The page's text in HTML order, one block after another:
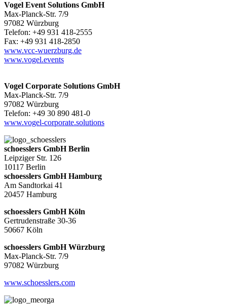
Vogel Event Solutions GmbH
Max-Planck-Str. 7/9
97082 Würzburg
Telefon: +49 931 418-2555
Fax: +49 931 418-2850
www.vcc-wuerzburg.de
www.vogel.events
Vogel Corporate Solutions GmbH
Max-Planck-Str. 7/9
97082 Würzburg
Telefon: +49 30 890 481-0
www.vogel-corporate.solutions
schoesslers GmbH Berlin
Leipziger Str. 126
10117 Berlin
schoesslers GmbH Hamburg
Am Sandtorkai 41
20457 Hamburg
schoesslers GmbH Köln
Gertrudenstraße 30-36
50667 Köln
schoesslers GmbH Würzburg
Max-Planck-Str. 7/9
97082 Würzburg
www.schoesslers.com